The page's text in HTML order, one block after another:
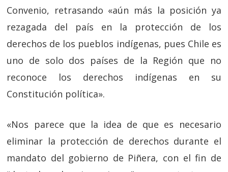
Convenio, retrasando «aún más la posición ya
rezagada del país en la protección de los
derechos de los pueblos indígenas, pues Chile es
uno de solo dos países de la Región que no
reconoce los derechos indígenas en su
Constitución política».
«Nos parece que la idea de que es necesario
eliminar la protección de derechos durante el
mandato del gobierno de Piñera, con el fin de